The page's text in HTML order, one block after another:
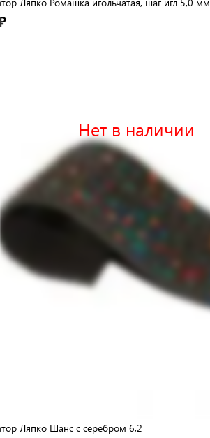
Нет в наличии
Ляпко Шанс с серебром 6,2